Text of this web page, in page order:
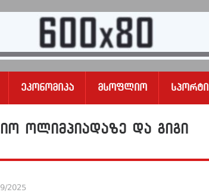
Ეკონომიკა Მსოფლიო Სპორტი
ოლიმპიადაზე და გიგი
2025